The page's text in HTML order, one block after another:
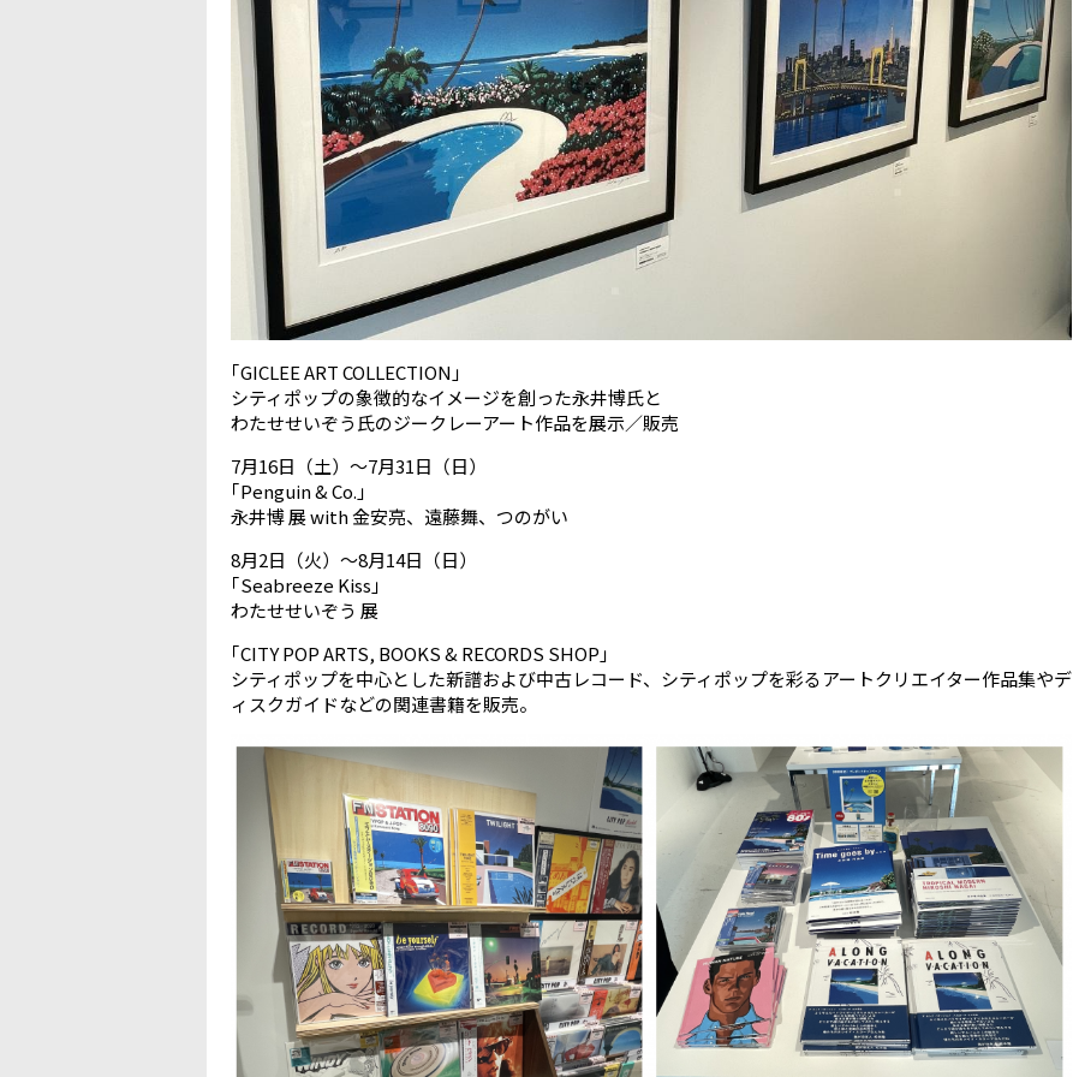
｢GICLEE ART COLLECTION」
シティポップの象徴的なイメージを創った永井博氏と
わたせせいぞう氏のジークレーアート作品を展示／販売
7月16日（土）～7月31日（日）
｢Penguin & Co.」
永井博 展 with 金安亮、遠藤舞、つのがい
8月2日（火）～8月14日（日）
｢Seabreeze Kiss」
わたせせいぞう 展
｢CITY POP ARTS, BOOKS & RECORDS SHOP」
シティポップを中心とした新譜および中古レコード、シティポップを彩るアートクリエイター作品集やデ
ィスクガイドなどの関連書籍を販売。